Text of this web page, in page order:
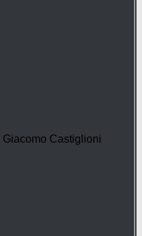
Castiglioni